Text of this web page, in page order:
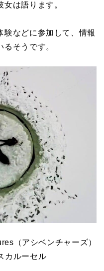
女は語ります。
験などに参加して、情報
そうです。
（アシベンチャーズ）
カルーセル